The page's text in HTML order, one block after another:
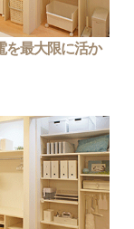
を最大限に活か